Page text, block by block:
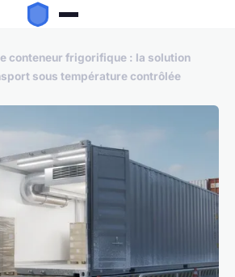
conteneur frigorifique : la solution
sous température contrôlée